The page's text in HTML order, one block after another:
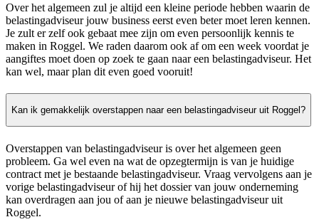
Over het algemeen zul je altijd een kleine periode hebben waarin de
belastingadviseur jouw business eerst even beter moet leren kennen.
Je zult er zelf ook gebaat mee zijn om even persoonlijk kennis te
maken in Roggel. We raden daarom ook af om een week voordat je
aangiftes moet doen op zoek te gaan naar een belastingadviseur. Het
kan wel, maar plan dit even goed vooruit!
Kan ik gemakkelijk overstappen naar een belastingadviseur uit Roggel?
Overstappen van belastingadviseur is over het algemeen geen
probleem. Ga wel even na wat de opzegtermijn is van je huidige
contract met je bestaande belastingadviseur. Vraag vervolgens aan je
vorige belastingadviseur of hij het dossier van jouw onderneming
kan overdragen aan jou of aan je nieuwe belastingadviseur uit
Roggel.